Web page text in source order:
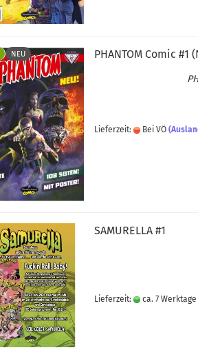
NEU PHAN­TOM Comic #1
Lieferzeit: Bei VÖ
SA­MU­REL­LA #1
Lieferzeit: ca. 7 Werktage